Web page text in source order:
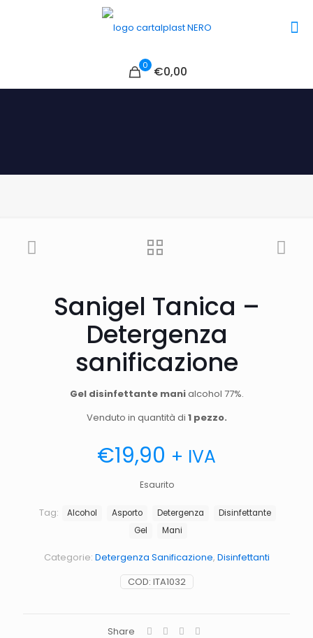
0 €0,00
Sanigel Tanica –
Detergenza
sanificazione
Gel disinfettante manialcohol 77%.
Venduto in quantità di 1 pezzo.
€19,90 + IVA
Esaurito
COD: ITA1032
Categorie: Detergenza Sanificazione, Disinfettanti
Tag: Alcohol Asporto Detergenza
Disinfettante
Gel
Mani
Share